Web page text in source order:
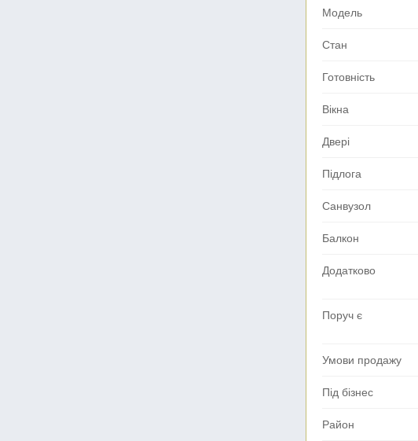
Модель
Стан
Готовність
Вікна
Двері
Підлога
Санвузол
Балкон
Додатково
Поруч є
Умови продажу
Під бізнес
Район